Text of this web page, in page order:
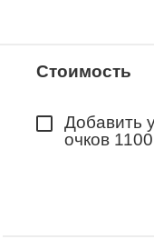
Стоимость
Добавить
очков